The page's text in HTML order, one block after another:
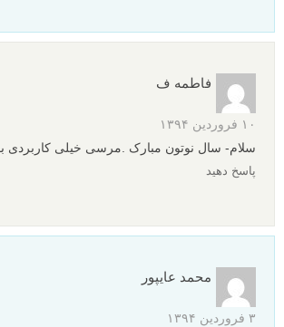
فاطمه ف
۱۰ فروردین ۱۳۹۴
سلام- سال نوتون مبارک .مرسی خیلی کاربردی
پاسخ دهید
محمد عایپور
۳ فروردین ۱۳۹۴